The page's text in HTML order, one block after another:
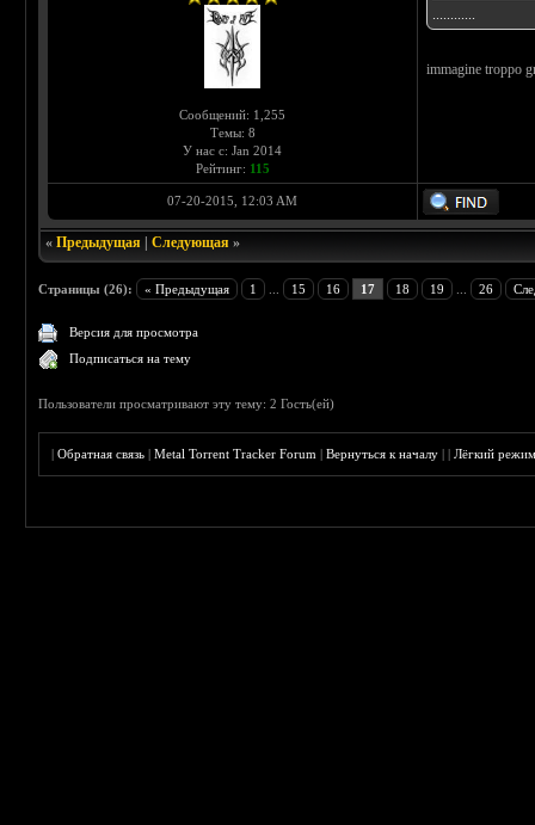
Сообщений: 1,255
Темы: 8
У нас с: Jan 2014
Рейтинг: 115
............
immagine troppo
07-20-2015, 12:03 AM
«Предыдущая |Следующая »
Страницы (26): « Предыдущая 1 15 16 17 18 19 26
Версия для просмотра
Подписаться на тему
Пользователи просматривают эту тему: 2 Гость(ей)
|Обратная связь |Metal Torrent Tracker Forum |Вернуться к началу ||Лёгкий